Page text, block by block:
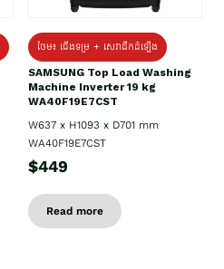
ថែម៖ ជើងទម្រ + សេវាដឹកដំឡើង
SAMSUNG Top Load Washing
Machine Inverter 19 kg
WA40F19E7CST
W637 x H1093 x D701 mm
WA40F19E7CST
$449
Read more